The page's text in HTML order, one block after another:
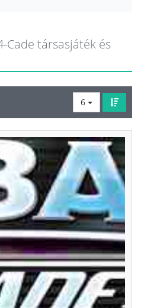
Cade társasjáték és
6